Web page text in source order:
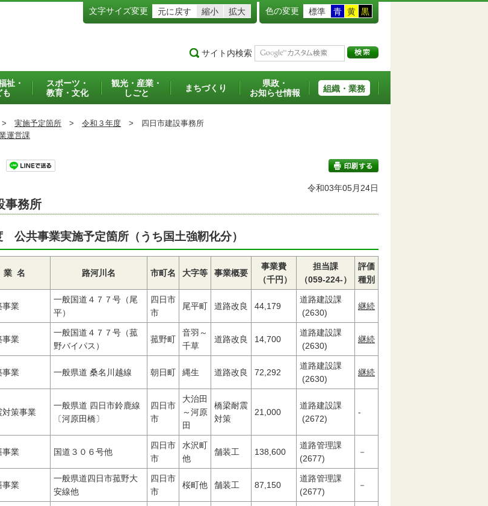
文字サイズ変更 元に戻す 縮小 拡大 色の変更 標準 青 黄 黒
サイト内検索
祉・
も
スポーツ・
教育・文化
観光・産業・
しごと
まちづくり
県政・
お知らせ情報
組織・業務
実施予定箇所 > 令和３年度 > 四日市建設事務所
運営課
印刷する
令和03年05月24日
事務所
公共事業実施予定箇所（うち国土強靭化分）
業 名 路河川名 市町名 大字等 事業概要
事業費
（千円）
担当課
（059-224-）
評価
種別
事業
一般国道４７７号（尾
平）
四日市
市
尾平町 道路改良 44,179
道路建設課
(2630)
継続
事業
一般国道４７７号（菰
野バイパス）
菰野町
音羽～
千草
道路改良 14,700
道路建設課
(2630)
継続
事業 一般県道 桑名川越線 朝日町 縄生 道路改良 72,292
道路建設課
(2630)
継続
対策事業
一般県道 四日市鈴鹿線
〔河原田橋〕
四日市
市
大治田
～河原
田
橋梁耐震
対策
21,000
道路建設課
(2672)
-
事業 国道３０６号他
四日市
市
水沢町
他
舗装工 138,600
道路管理課
(2677)
－
事業
一般県道四日市菰野大
安線他
四日市
市
桜町他 舗装工 87,150
道路管理課
(2677)
－